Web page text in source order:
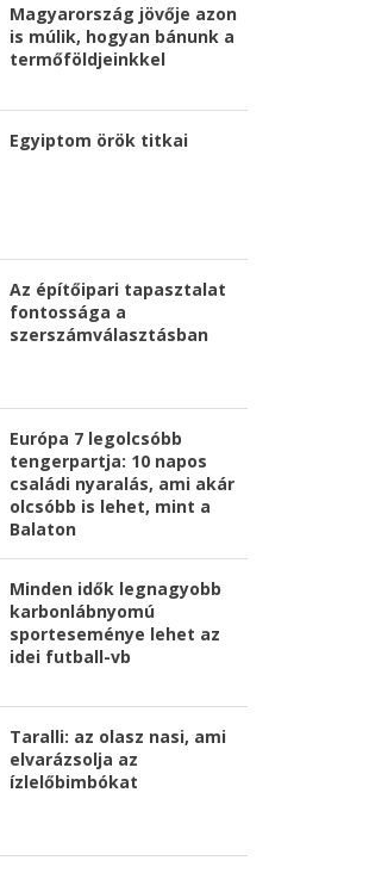
Magyarország jövője azon
is múlik, hogyan bánunk a
termőföldjeinkkel
Egyiptom örök titkai
Az építőipari tapasztalat
fontossága a
szerszámválasztásban
Európa 7 legolcsóbb
tengerpartja: 10 napos
családi nyaralás, ami akár
olcsóbb is lehet, mint a
Balaton
Minden idők legnagyobb
karbonlábnyomú
sporteseménye lehet az
idei futball-vb
Taralli: az olasz nasi, ami
elvarázsolja az
ízlelőbimbókat